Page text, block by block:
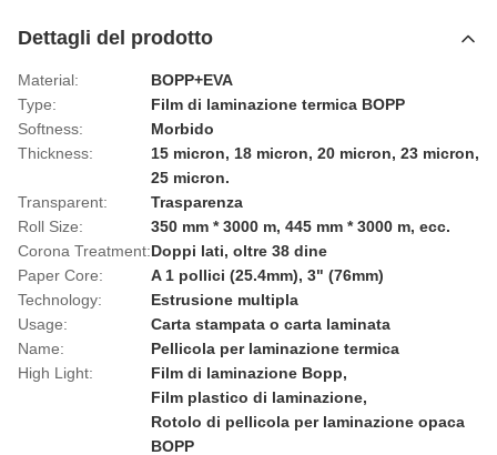
Dettagli del prodotto
Material:
BOPP+EVA
Type:
Film di laminazione termica BOPP
Softness:
Morbido
Thickness:
15 micron, 18 micron, 20 micron, 23 micron,
25 micron.
Transparent:
Trasparenza
Roll Size:
350 mm * 3000 m, 445 mm * 3000 m, ecc.
Corona Treatment:Doppi lati, oltre 38 dine
Paper Core:
A 1 pollici (25.4mm), 3" (76mm)
Technology:
Estrusione multipla
Usage:
Carta stampata o carta laminata
Name:
Pellicola per laminazione termica
High Light:
Film di laminazione Bopp,
Film plastico di laminazione,
Rotolo di pellicola per laminazione opaca
BOPP